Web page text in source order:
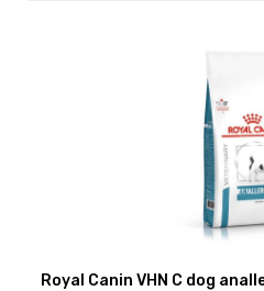
Royal Canin VHN C dog